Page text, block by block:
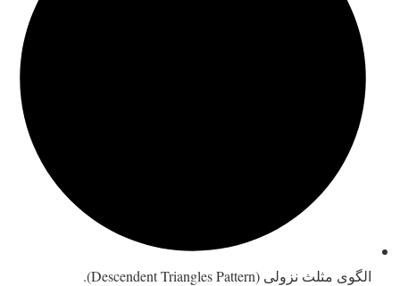
الگوی مثلث نزولی (Descendent Triangles Pattern).